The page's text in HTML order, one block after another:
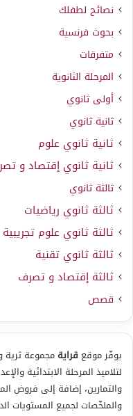
نصائح لطفلك
بحوث فرنسية
متفرقات
المرحلة الثانوية
أولى ثانوي
ثانية ثانوي
ثانية ثانوي علوم
ثانية ثانوي إقتصاد و
ثالثة ثانوي
ثالثة ثانوي رياضيات
ثالثة ثانوي علوم تجريبية
ثالثة ثانوي تقنية
ثالثة إقتصاد و تصرف
قصص
يوفّر موقع قرايةمجموعة ثرية
لتلاميذ المرحلة الابتدائية
والتمارين، إضافة إلى فروض
والملخّصات لجميع المستويات